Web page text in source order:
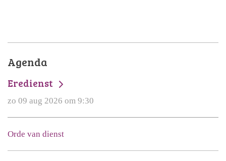
Agenda
Eredienst
zo 09 aug 2026 om 9:30
Orde van dienst